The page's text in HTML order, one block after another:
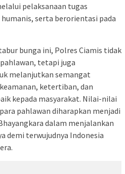
pelaksanaan tugas
serta berorientasi pada
bunga ini, Polres Ciamis tidak
tetapi juga
melanjutkan semangat
ketertiban, dan
kepada masyarakat. Nilai-nilai
pahlawan diharapkan menjadi
dalam menjalankan
demi terwujudnya Indonesia